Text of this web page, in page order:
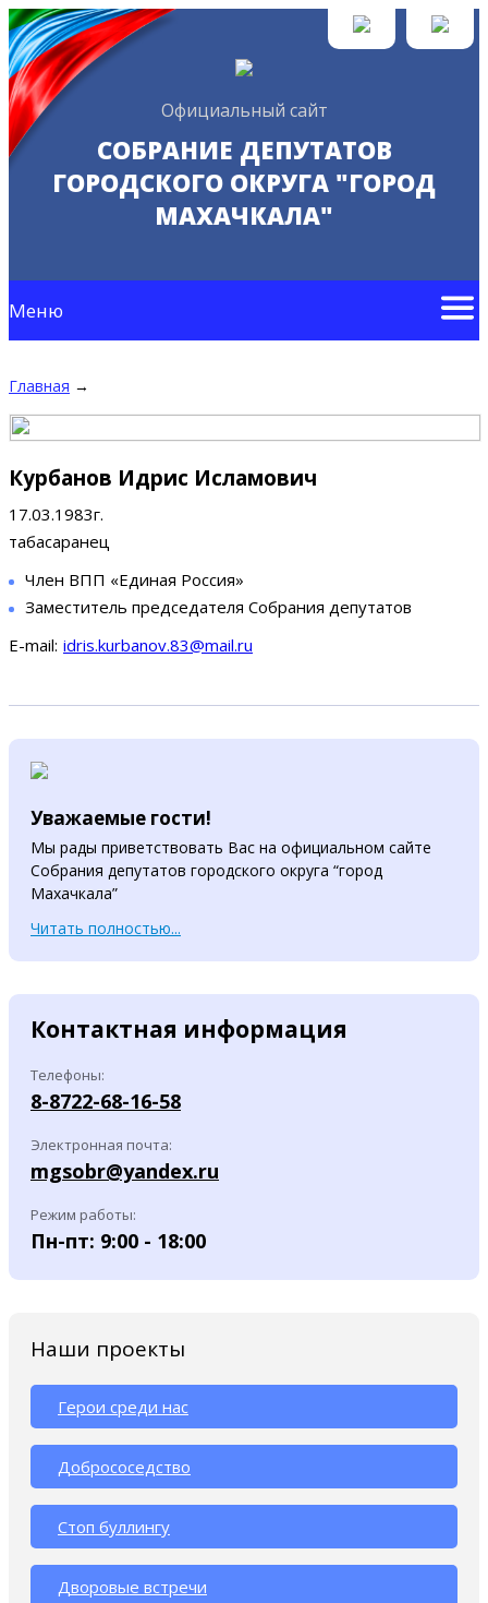
Официальный сайт
СОБРАНИЕ ДЕПУТАТОВ
ГОРОДСКОГО ОКРУГА "ГОРОД
МАХАЧКАЛА"
Меню
Главная →
Курбанов Идрис Исламович
17.03.1983г.
табасаранец
Член ВПП «Единая Россия»
Заместитель председателя Собрания депутатов
E-mail: idris.kurbanov.83@mail.ru
Уважаемые гости!
Мы рады приветствовать Вас на официальном сайте
Собрания депутатов городского округа “город
Махачкала”
Читать полностью...
Контактная информация
Телефоны:
8-8722-68-16-58
Электронная почта:
mgsobr@yandex.ru
Режим работы:
Пн-пт: 9:00 - 18:00
Наши проекты
Герои среди нас
Добрососедство
Стоп буллингу
Дворовые встречи